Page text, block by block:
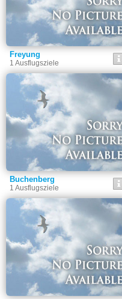
Freyung
1 Ausflugsziele
Buchenberg
1 Ausflugsziele